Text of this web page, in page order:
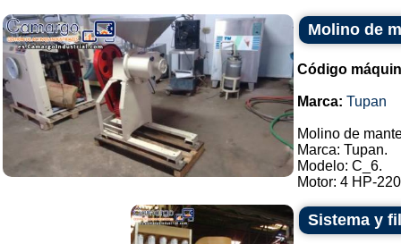
Molino de
Código
Marca: Tupan
Molino de
Marca: Tupan.
Modelo: C_6.
Motor: 4 HP-
Sistema y